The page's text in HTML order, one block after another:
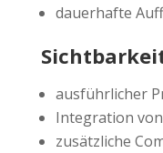
dauerhafte
ausführlicher
Integration
zusätzliche